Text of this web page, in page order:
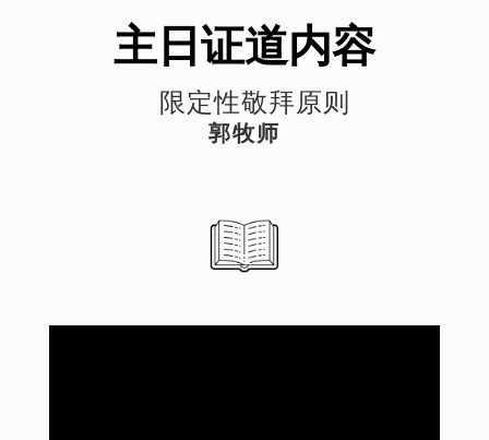
主日证道内容
限定性敬拜原则
郭牧师